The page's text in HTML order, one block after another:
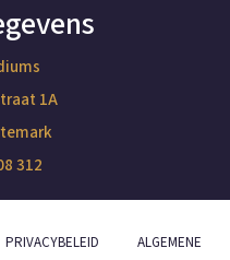
1A
312
PRIVACYBELEID ALGEMENE